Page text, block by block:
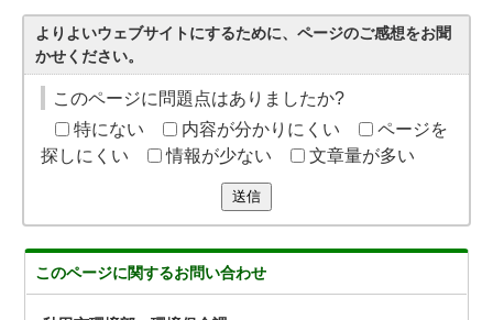
よりよいウェブサイトにするために、ページのご感想をお聞
かせください。
このページに問題点はありましたか?
特にない
内容が分かりにくい
ページを
探しにくい
情報が少ない 文章量が多い
送信
このページに関するお問い合わせ